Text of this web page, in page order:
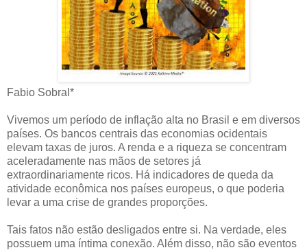
Fabio Sobral*
Vivemos um período de inflação alta no Brasil e em diversos
países. Os bancos centrais das economias ocidentais
elevam taxas de juros. A renda e a riqueza se concentram
aceleradamente nas mãos de setores já
extraordinariamente ricos. Há indicadores de queda da
atividade econômica nos países europeus, o que poderia
levar a uma crise de grandes proporções.
Tais fatos não estão desligados entre si. Na verdade, eles
possuem uma íntima conexão. Além disso, não são eventos